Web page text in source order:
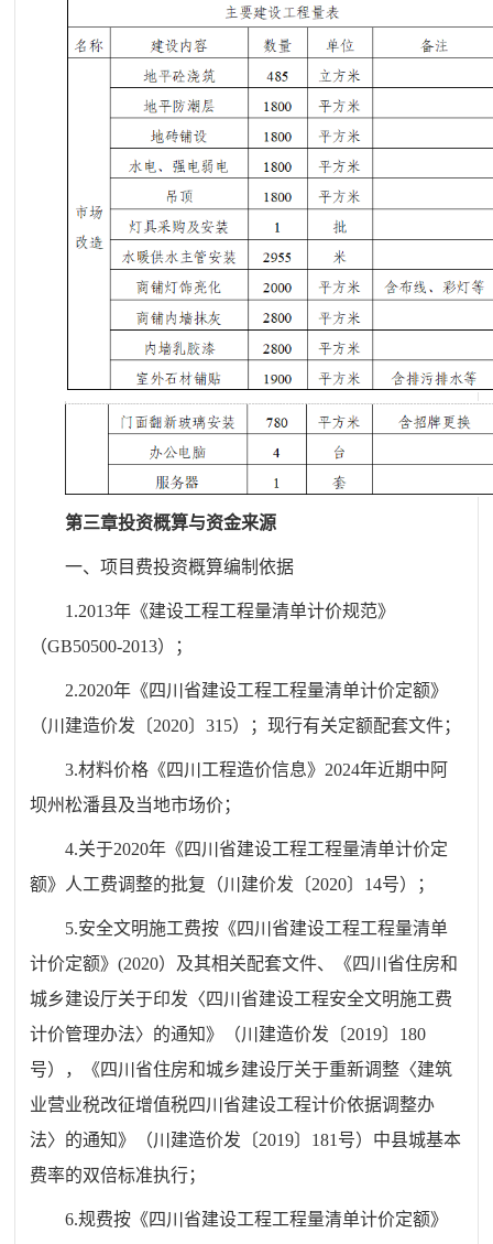
第三章投资概算与资金来源
一、项目费投资概算编制依据
1.2013年《建设工程工程量清单计价规范》
（GB50500-2013）；
2.2020年《四川省建设工程工程量清单计价定额》
（川建造价发〔2020〕315）；现行有关定额配套文件；
3.材料价格《四川工程造价信息》2024年近期中阿
坝州松潘县及当地市场价；
4.关于2020年《四川省建设工程工程量清单计价定
额》人工费调整的批复（川建价发〔2020〕14号）；
5.安全文明施工费按《四川省建设工程工程量清单
计价定额》(2020）及其相关配套文件、《四川省住房和
城乡建设厅关于印发〈四川省建设工程安全文明施工费
计价管理办法〉的通知》（川建造价发〔2019〕180
号），《四川省住房和城乡建设厅关于重新调整〈建筑
业营业税改征增值税四川省建设工程计价依据调整办
法〉的通知》（川建造价发〔2019〕181号）中县城基本
费率的双倍标准执行；
6.规费按《四川省建设工程工程量清单计价定额》